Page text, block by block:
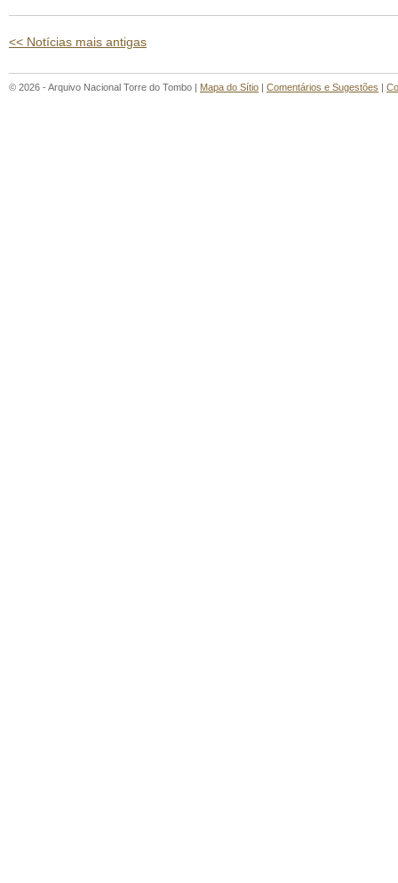
<< Notícias mais antigas
© 2026 - Arquivo Nacional Torre do Tombo | Mapa do Sítio | Comentários e Sugestões |